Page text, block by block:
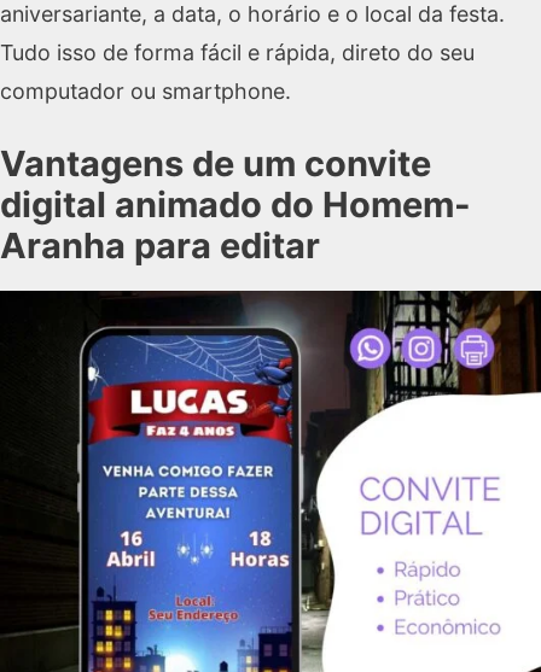
aniversariante, a data, o horário e o local da festa.
Tudo isso de forma fácil e rápida, direto do seu
computador ou smartphone.
Vantagens de um convite
digital animado do Homem-
Aranha para editar